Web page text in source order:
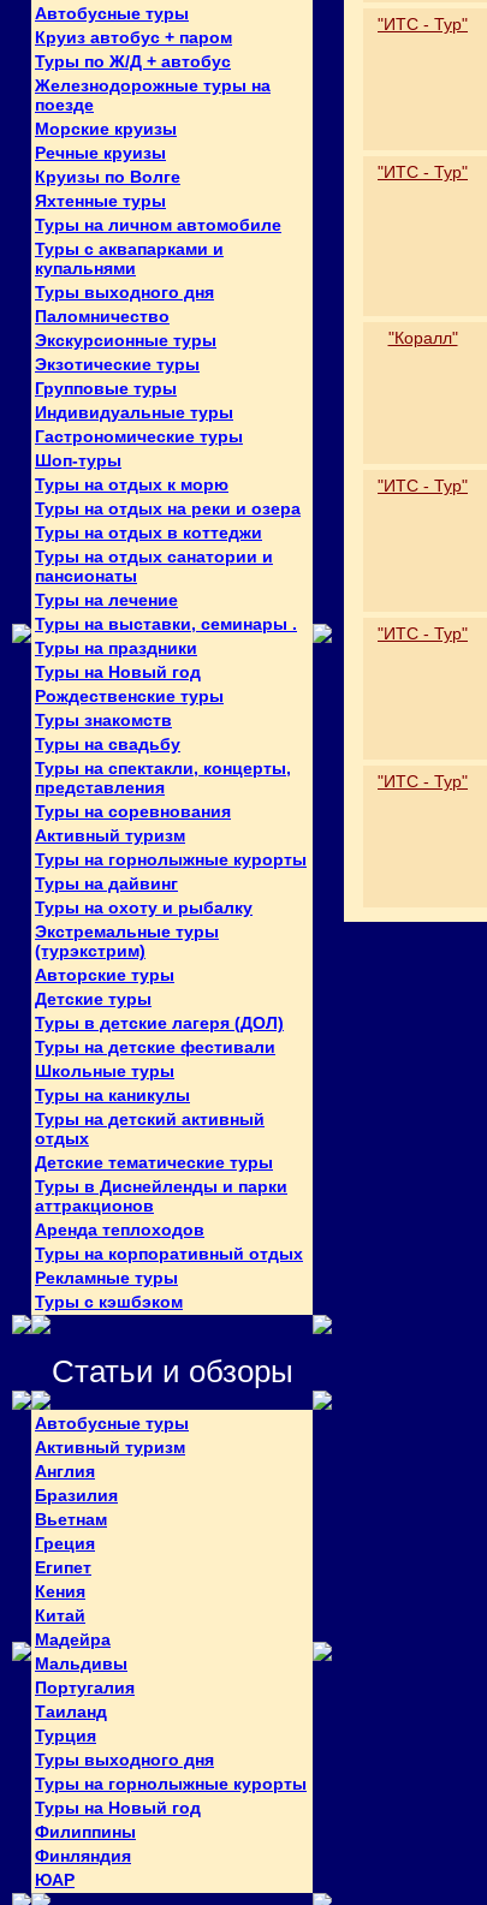
Автобусные туры
Круиз автобус + паром
Туры по Ж/Д + автобус
Железнодорожные туры на
поезде
Морские круизы
Речные круизы
Круизы по Волге
Яхтенные туры
Туры на личном автомобиле
Туры с аквапарками и
купальнями
Туры выходного дня
Паломничество
Экскурсионные туры
Экзотические туры
Групповые туры
Индивидуальные туры
Гастрономические туры
Шоп-туры
Туры на отдых к морю
Туры на отдых на реки и озера
Туры на отдых в коттеджи
Туры на отдых санатории и
пансионаты
Туры на лечение
Туры на выставки, семинары .
Туры на праздники
Туры на Новый год
Рождественские туры
Туры знакомств
Туры на свадьбу
Туры на спектакли, концерты,
представления
Туры на соревнования
Активный туризм
Туры на горнолыжные курорты
Туры на дайвинг
Туры на охоту и рыбалку
Экстремальные туры
(турэкстрим)
Авторские туры
Детские туры
Туры в детские лагеря (ДОЛ)
Туры на детские фестивали
Школьные туры
Туры на каникулы
Туры на детский активный
отдых
Детские тематические туры
Туры в Диснейленды и парки
аттракционов
Аренда теплоходов
Туры на корпоративный отдых
Рекламные туры
Туры с кэшбэком
Статьи и обзоры
Автобусные туры
Активный туризм
Англия
Бразилия
Вьетнам
Греция
Египет
Кения
Китай
Мадейра
Мальдивы
Португалия
Таиланд
Турция
Туры выходного дня
Туры на горнолыжные курорты
Туры на Новый год
Филиппины
Финляндия
ЮАР
"ИТС - Тур"
"ИТС - Тур"
"Коралл"
"ИТС - Тур"
"ИТС - Тур"
"ИТС - Тур"